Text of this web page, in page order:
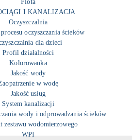
Flota
I KANALIZACJA
Oczyszczalnia
oczyszczania ścieków
dla dzieci
Profil działalności
Kolorowanka
Jakość wody
w wodę
Jakość usług
System kanalizacji
wody i odprowadzania ścieków
zestawu wodomierzowego
WPI